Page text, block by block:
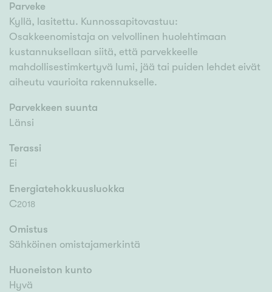
Parveke
Kyllä, lasitettu. Kunnossapitovastuu:
Osakkeenomistaja on velvollinen huolehtimaan
kustannuksellaan siitä, että parvekkeelle
mahdollisestimkertyvä lumi, jää tai puiden lehdet eivät
aiheutu vaurioita rakennukselle.
Parvekkeen suunta
Länsi
Terassi
Ei
Energiatehokkuusluokka
C2018
Omistus
Sähköinen omistajamerkintä
Huoneiston kunto
Hyvä